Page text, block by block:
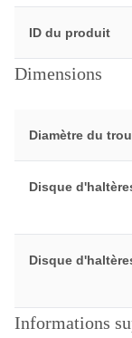
ID du produit
Dimensions
Diamètre du trou
Disque
Disque
Informations